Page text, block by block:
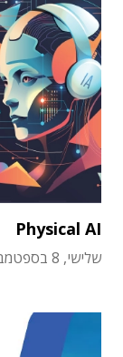
Physical AI
שלישי, 8 בספטמבר 2026